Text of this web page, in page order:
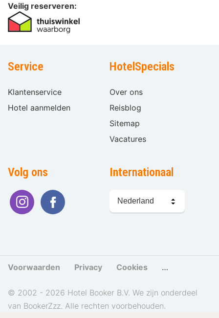
Veilig reserveren:
Service
Klantenservice
Hotel aanmelden
HotelSpecials
Over ons
Reisblog
Sitemap
Vacatures
Volg ons Internationaal
kiezen
Voorwaarden Privacy Cookies Cookies
© 2002 - 2026 Hotel Booker B.V. We zijn onderdeel
van BookerZzz. Alle rechten voorbehouden.